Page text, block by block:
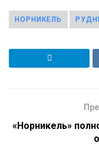
НОРНИКЕЛЬ
«Норникель»